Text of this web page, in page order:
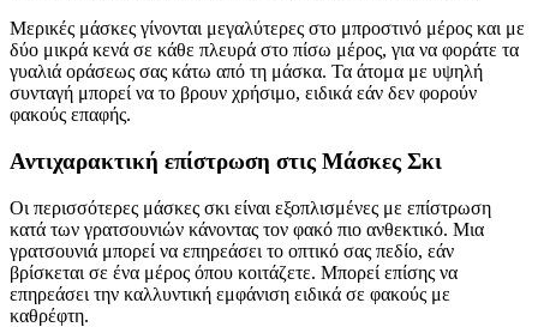
Μερικές μάσκες γίνονται μεγαλύτερες στο μπροστινό μέρος και με
δύο μικρά κενά σε κάθε πλευρά στο πίσω μέρος, για να φοράτε τα
γυαλιά οράσεως σας κάτω από τη μάσκα. Τα άτομα με υψηλή
συνταγή μπορεί να το βρουν χρήσιμο, ειδικά εάν δεν φορούν
φακούς επαφής.
Αντιχαρακτική επίστρωση στις Μάσκες Σκι
Οι περισσότερες μάσκες σκι είναι εξοπλισμένες με επίστρωση
κατά των γρατσουνιών κάνοντας τον φακό πιο ανθεκτικό. Μια
γρατσουνιά μπορεί να επηρεάσει το οπτικό σας πεδίο, εάν
βρίσκεται σε ένα μέρος όπου κοιτάζετε. Μπορεί επίσης να
επηρεάσει την καλλυντική εμφάνιση ειδικά σε φακούς με
καθρέφτη.